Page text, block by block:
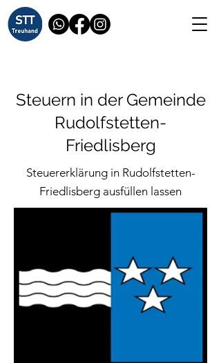
Steuern in der Gemeinde
Rudolfstetten-
Friedlisberg
Steuererklärung in Rudolfstetten-
Friedlisberg ausfüllen lassen